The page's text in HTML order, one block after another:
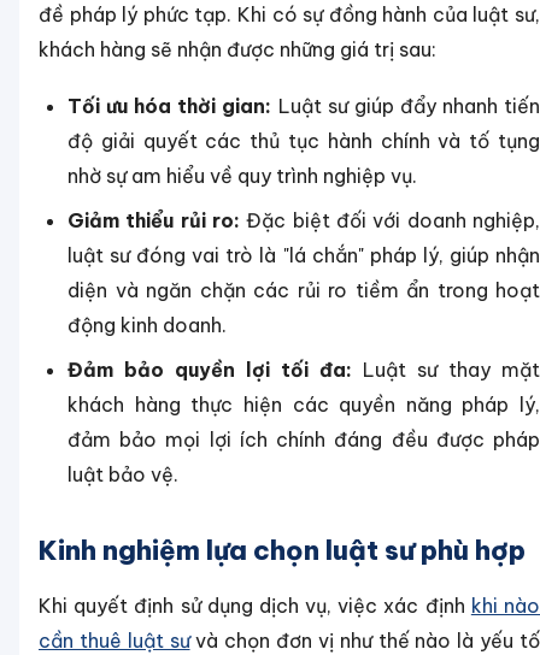
đề pháp lý phức tạp. Khi có sự đồng hành của luật sư,
khách hàng sẽ nhận được những giá trị sau:
Tối ưu hóa thời gian: Luật sư giúp đẩy nhanh tiến
độ giải quyết các thủ tục hành chính và tố tụng
nhờ sự am hiểu về quy trình nghiệp vụ.
Giảm thiểu rủi ro: Đặc biệt đối với doanh nghiệp,
luật sư đóng vai trò là "lá chắn" pháp lý, giúp nhận
diện và ngăn chặn các rủi ro tiềm ẩn trong hoạt
động kinh doanh.
Đảm bảo quyền lợi tối đa: Luật sư thay mặt
khách hàng thực hiện các quyền năng pháp lý,
đảm bảo mọi lợi ích chính đáng đều được pháp
luật bảo vệ.
Kinh nghiệm lựa chọn luật sư phù hợp
Khi quyết định sử dụng dịch vụ, việc xác định khi nào
cần thuê luật sưvà chọn đơn vị như thế nào là yếu tố